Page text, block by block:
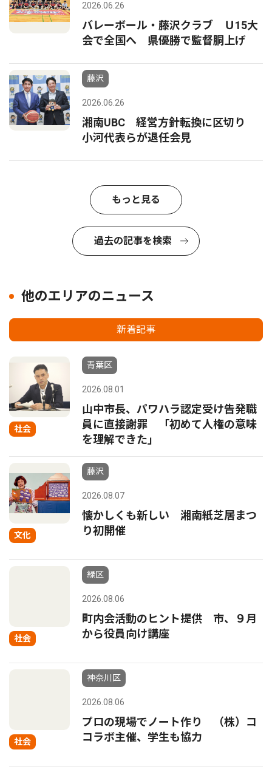
2026.06.26
バレーボール・藤沢クラブ Ｕ15大
会で全国へ 県優勝で監督胴上げ
藤沢
2026.06.26
湘南UBC 経営方針転換に区切り
小河代表らが退任会見
もっと見る
過去の記事を検索
他のエリアのニュース
新着記事
社会
青葉区
2026.08.01
山中市長、パワハラ認定受け告発職
員に直接謝罪 「初めて人権の意味
を理解できた」
文化
藤沢
2026.08.07
懐かしくも新しい 湘南紙芝居まつ
り初開催
社会
緑区
2026.08.06
町内会活動のヒント提供 市、９月
から役員向け講座
社会
神奈川区
2026.08.06
プロの現場でノート作り （株）コ
コラボ主催、学生も協力